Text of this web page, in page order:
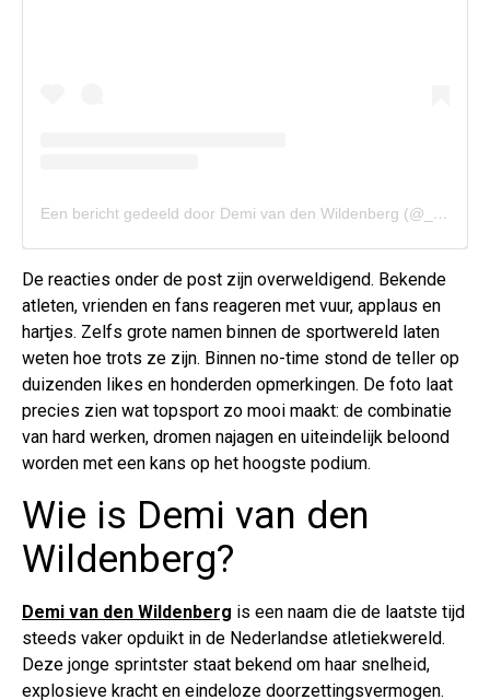
Een bericht gedeeld door Demi van den Wildenberg (@_demivdw)
De reacties onder de post zijn overweldigend. Bekende
atleten, vrienden en fans reageren met vuur, applaus en
hartjes. Zelfs grote namen binnen de sportwereld laten
weten hoe trots ze zijn. Binnen no-time stond de teller op
duizenden likes en honderden opmerkingen. De foto laat
precies zien wat topsport zo mooi maakt: de combinatie
van hard werken, dromen najagen en uiteindelijk beloond
worden met een kans op het hoogste podium.
Wie is Demi van den
Wildenberg?
Demi van den Wildenberg is een naam die de laatste tijd
steeds vaker opduikt in de Nederlandse atletiekwereld.
Deze jonge sprintster staat bekend om haar snelheid,
explosieve kracht en eindeloze doorzettingsvermogen.